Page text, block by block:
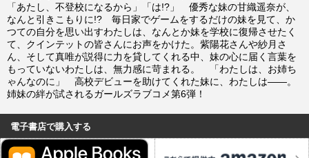
「あたし、不登校になるから」「は!?」 優秀な妹の甘織遥奈が、
なんと引きこもりに!? 毎日家でゲームをするだけの妹を見て、か
つての自分を思い出すわたしは、なんとか妹を学校に復帰させたく
て、クインテットの皆さんにお声をかけた。紫陽花さんや紗月さ
ん、そして真唯が説得に力を貸してくれる中、妹の心に届く言葉を
もっていないわたしは、無力感に苛まれる。 「わたしは、お姉ち
ゃんなのに」 高校デビューを助けてくれた妹に、わたしは――。
姉妹の絆が試されるガールズラブコメ第6弾！
電子書店で購入する